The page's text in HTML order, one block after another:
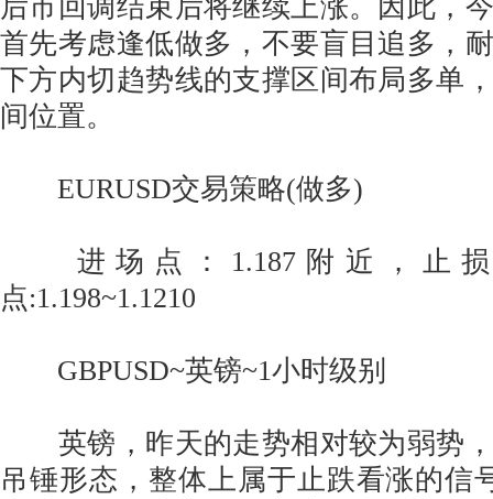
后市回调结束后将继续上涨。因此，
首先考虑逢低做多，不要盲目追多，
下方内切趋势线的支撑区间布局多单
间位置。
EURUSD交易策略(做多)
进场点：1.187附近，止损
点:1.198~1.1210
GBPUSD~英镑~1小时级别
英镑，昨天的走势相对较为弱势，
吊锤形态，整体上属于止跌看涨的信